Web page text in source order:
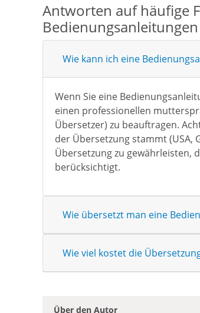
Antworten auf häufige
Bedienungsanleitungen
Wie kann ich eine
Wenn Sie eine
einen professionellen
Übersetzer) zu beauftragen.
der Übersetzung stammt (USA,
Übersetzung zu gewährleisten,
berücksichtigt.
Wie übersetzt man eine
Wie viel kostet die
Über den Autor